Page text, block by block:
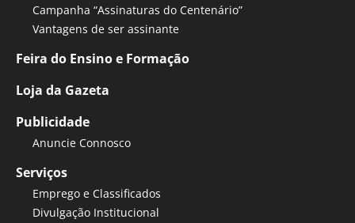
Campanha “Assinaturas do Centenário”
Vantagens de ser assinante
Feira do Ensino e Formação
Loja da Gazeta
Publicidade
Anuncie Connosco
Serviços
Emprego e Classificados
Divulgação Institucional